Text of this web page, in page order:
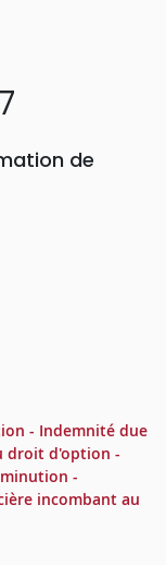
de
- Indemnité due
droit d'option -
-
incombant au